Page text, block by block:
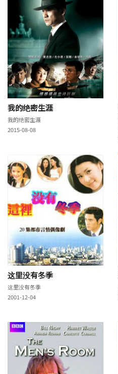
我的绝密生涯
我的绝密生涯
2015-08-08
这里没有冬季
这里没有冬季
2001-12-04